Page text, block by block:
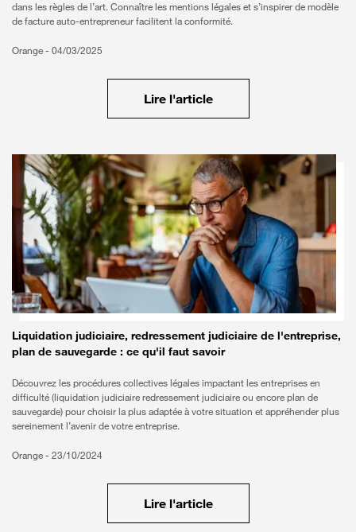
dans les règles de l’art. Connaître les mentions légales et s’inspirer de modèle
de facture auto-entrepreneur facilitent la conformité.
Orange - 04/03/2025
Lire l'article
Liquidation judiciaire, redressement judiciaire de l'entreprise,
plan de sauvegarde : ce qu'il faut savoir
Découvrez les procédures collectives légales impactant les entreprises en
difficulté (liquidation judiciaire redressement judiciaire ou encore plan de
sauvegarde) pour choisir la plus adaptée à votre situation et appréhender plus
sereinement l’avenir de votre entreprise.
Orange - 23/10/2024
Lire l'article